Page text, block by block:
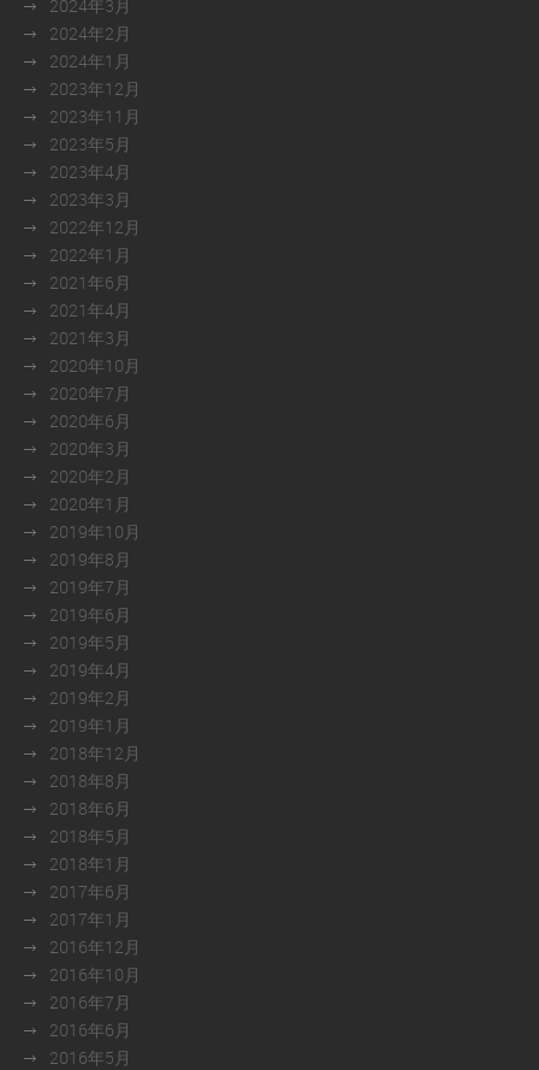
2024年3月
2024年2月
2024年1月
2023年12月
2023年11月
2023年5月
2023年4月
2023年3月
2022年12月
2022年1月
2021年6月
2021年4月
2021年3月
2020年10月
2020年7月
2020年6月
2020年3月
2020年2月
2020年1月
2019年10月
2019年8月
2019年7月
2019年6月
2019年5月
2019年4月
2019年2月
2019年1月
2018年12月
2018年8月
2018年6月
2018年5月
2018年1月
2017年6月
2017年1月
2016年12月
2016年10月
2016年7月
2016年6月
2016年5月